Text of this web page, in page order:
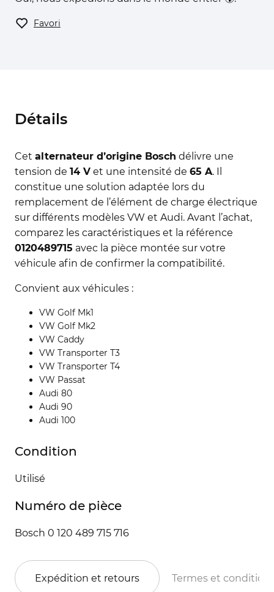
Favori
Détails
Cet alternateur d’origine Bosch délivre une
tension de 14 V et une intensité de 65 A. Il
constitue une solution adaptée lors du
remplacement de l’élément de charge électrique
sur différents modèles VW et Audi. Avant l’achat,
comparez les caractéristiques et la référence
0120489715 avec la pièce montée sur votre
véhicule afin de confirmer la compatibilité.
Convient aux véhicules :
VW Golf Mk1
VW Golf Mk2
VW Caddy
VW Transporter T3
VW Transporter T4
VW Passat
Audi 80
Audi 90
Audi 100
Condition
Utilisé
Numéro de pièce
Bosch 0 120 489 715 716
Expédition et retours Termes et